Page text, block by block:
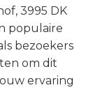
, 3995 DK
populaire
bezoekers
om dit
ervaring